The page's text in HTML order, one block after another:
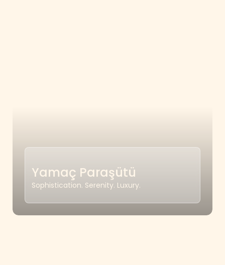
Yamaç Paraşütü
Sophistication. Serenity. Luxury.